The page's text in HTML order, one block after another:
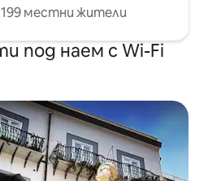
местни жители
под наем с Wi-Fi
гостите